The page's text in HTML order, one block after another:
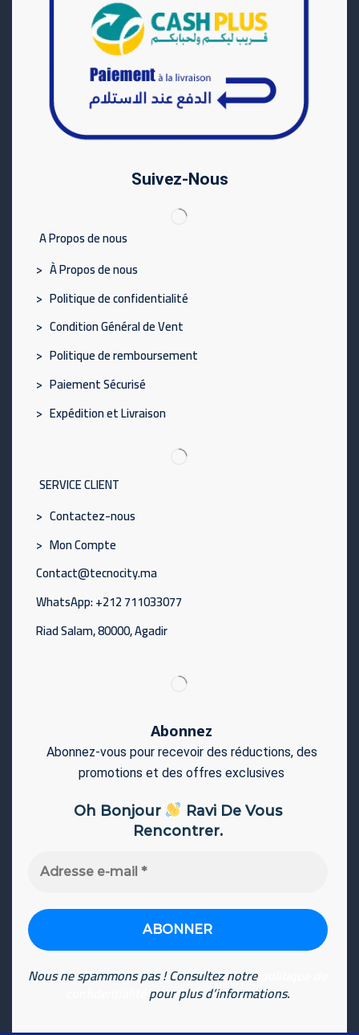
Suivez-Nous
A Propos de nous
> À Propos de nous
> Politique de confidentialité
> Condition Général de Vent
> Politique de remboursement
> Paiement Sécurisé
> Expédition et Livraison
SERVICE CLIENT
> Contactez-nous
> Mon Compte
Contact@tecnocity.ma
WhatsApp: +212 711033077
Riad Salam, 80000, Agadir
Abonnez
Abonnez-vous pour recevoir des réductions, des
promotions et des offres exclusives
Oh Bonjour
Ravi De Vous
Rencontrer.
Nous ne spammons pas ! Consultez notre
pour plus d’informations.